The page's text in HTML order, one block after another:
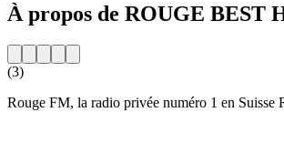
À propos de ROUGE BEST
(3)
Rouge FM, la radio privée numéro 1 en Suisse